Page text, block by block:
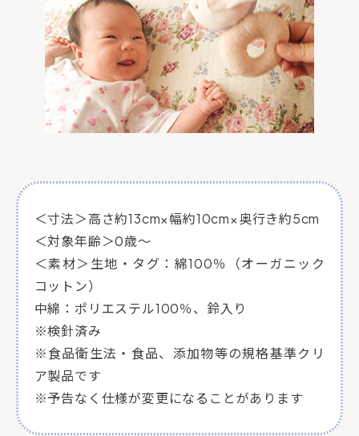
＜寸法＞高さ約13cm×幅約10cm×奥行き約5cm
＜対象年齢＞0歳～
＜素材＞生地・タグ：綿100％（オーガニック
コットン）
中綿：ポリエステル100％、鈴入り
※検針済み
※食品衛生法・食品、添加物等の規格基準クリ
ア製品です
※予告なく仕様が変更になることがあります